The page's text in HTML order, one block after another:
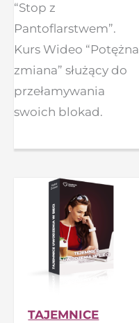
“Stop z
Pantoflarstwem”.
Kurs Wideo “Potężna
zmiana” służący do
przełamywania
swoich blokad.
TAJEMNICE